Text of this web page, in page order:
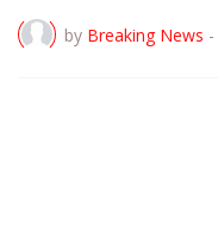
by Breaking News -